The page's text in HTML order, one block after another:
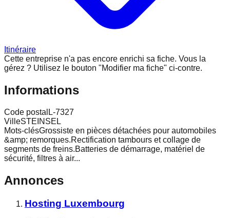
Itinéraire
Cette entreprise n'a pas encore enrichi sa fiche. Vous la
gérez ? Utilisez le bouton "Modifier ma fiche" ci-contre.
Informations
Code postal L-7327
VilleSTEINSEL
Mots-clésGrossiste en pièces détachées pour automobiles
&amp; remorques.Rectification tambours et collage de
segments de freins.Batteries de démarrage, matériel de
sécurité, filtres à air...
Annonces
Hosting Luxembourg